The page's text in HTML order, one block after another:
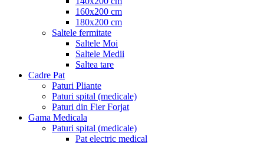
160x200 cm
180x200 cm
Saltele fermitate
Saltele Moi
Saltele Medii
Saltea tare
Cadre Pat
Paturi Pliante
Paturi spital (medicale)
Paturi din Fier Forjat
Gama Medicala
Paturi spital (medicale)
Pat electric medical